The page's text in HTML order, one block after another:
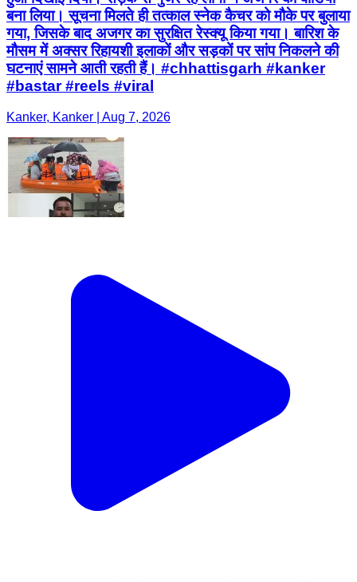
बना लिया। सूचना मिलते ही तत्काल स्नेक कैचर को मौके पर बुलाया
गया, जिसके बाद अजगर का सुरक्षित रेस्क्यू किया गया। बारिश के
मौसम में अक्सर रिहायशी इलाकों और सड़कों पर सांप निकलने की
घटनाएं सामने आती रहती हैं। #chhattisgarh #kanker
#bastar #reels #viral
Kanker, Kanker | Aug 7, 2026